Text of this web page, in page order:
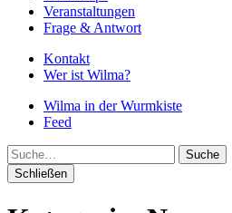
Veranstaltungen
Frage & Antwort
Kontakt
Wer ist Wilma?
Wilma in der Wurmkiste
Feed
Suche
Schließen